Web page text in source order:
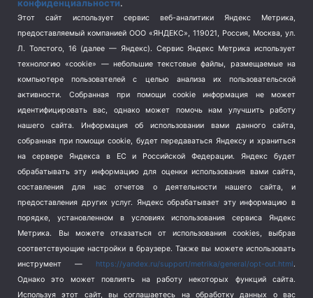
Спорт (740)
Терроризм (1)
Транспорт (262)
Туризм (178)
Флот (76)
Школа и спорт (2)
Экология (8)
Экономика (1172)
конфиденциальности.
Этот сайт использует сервис веб-аналитики Яндекс Метрика,
предоставляемый компанией ООО «ЯНДЕКС», 119021, Россия, Москва, ул.
Л. Толстого, 16 (далее — Яндекс). Сервис Яндекс Метрика использует
технологию «cookie» — небольшие текстовые файлы, размещаемые на
компьютере пользователей с целью анализа их пользовательской
активности.
Собранная при помощи cookie информация не может
идентифицировать вас, однако может помочь нам улучшить работу
нашего сайта. Информация об использовании вами данного сайта,
собранная при помощи cookie, будет передаваться Яндексу и храниться
на сервере Яндекса в ЕС и Российской Федерации. Яндекс будет
обрабатывать эту информацию для оценки использования вами сайта,
составления для нас отчетов о деятельности нашего сайта, и
предоставления других услуг. Яндекс обрабатывает эту информацию в
порядке, установленном в условиях использования сервиса Яндекс
Метрика.
Вы можете отказаться от использования cookies, выбрав
соответствующие настройки в браузере. Также вы можете использовать
инструмент — https://yandex.ru/support/metrika/general/opt-out.html.
Однако это может повлиять на работу некоторых функций сайта.
Используя этот сайт, вы соглашаетесь на обработку данных о вас